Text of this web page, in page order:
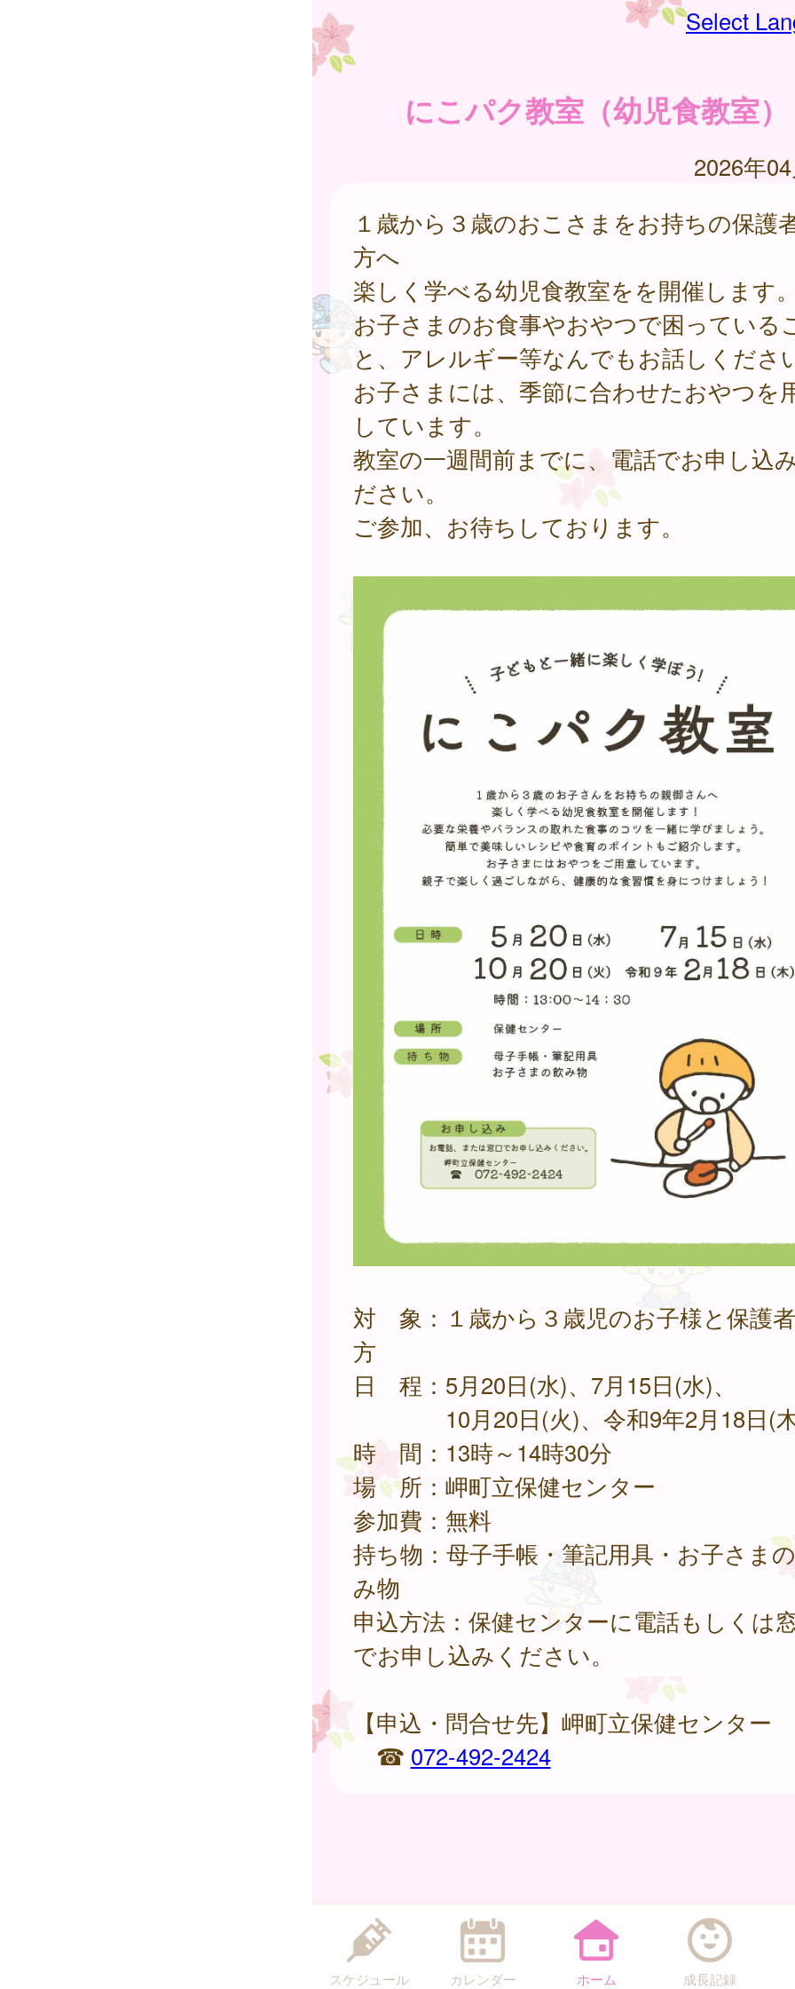
Select
にこパク教室（幼児食教室）
2026年
１歳から３歳のおこさまをお持ちの保護
方へ
楽しく学べる幼児食教室をを開催します
お子さまのお食事やおやつで困っている
と、アレルギー等なんでもお話しくださ
お子さまには、季節に合わせたおやつを
しています。
教室の一週間前までに、電話でお申し込
ださい。
ご参加、お待ちしております。
対 象：１歳から３歳児のお子様と保護
方
日 程：5月20日(水)、7月15日(水)、
10月20日(火)、令和9年2月18日(
時 間：13時～14時30分
場 所：岬町立保健センター
参加費：無料
持ち物：母子手帳・筆記用具・お子さま
み物
申込方法：保健センターに電話もしくは
でお申し込みください。
【申込・問合せ先】岬町立保健センター
☎ 072-492-2424
スケジュール カレンダー ホーム 成長記録